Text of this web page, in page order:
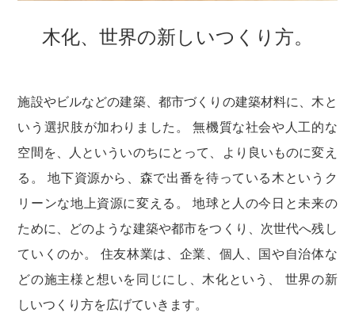
木化、世界の新しいつくり方。
施設やビルなどの建築、都市づくりの建築材料に、木と
いう選択肢が加わりました。
無機質な社会や人工的な
空間を、人といういのちにとって、より良いものに変え
る。
地下資源から、森で出番を待っている木というク
リーンな地上資源に変える。
地球と人の今日と未来の
ために、どのような建築や都市をつくり、次世代へ残し
ていくのか。
住友林業は、企業、個人、国や自治体な
どの施主様と想いを同じにし、木化という、
世界の新
しいつくり方を広げていきます。